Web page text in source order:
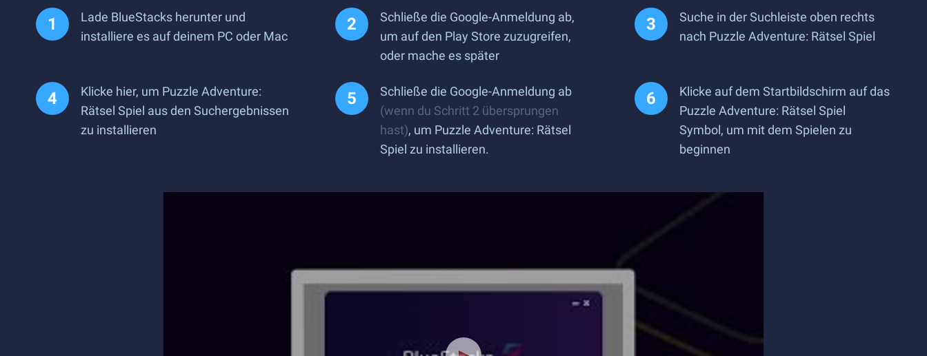
Lade BlueStacks herunter und
installiere es auf deinem PC oder Mac
Schließe die Google-Anmeldung ab,
um auf den Play Store zuzugreifen,
oder mache es später
Suche in der Suchleiste oben rechts
nach Puzzle Adventure: Rätsel Spiel
Klicke hier, um Puzzle Adventure:
Rätsel Spiel aus den Suchergebnissen
zu installieren
Schließe die Google-Anmeldung ab
(wenn du Schritt 2 übersprungen
hast), um Puzzle Adventure: Rätsel
Spiel zu installieren.
Klicke auf dem Startbildschirm auf das
Puzzle Adventure: Rätsel Spiel
Symbol, um mit dem Spielen zu
beginnen